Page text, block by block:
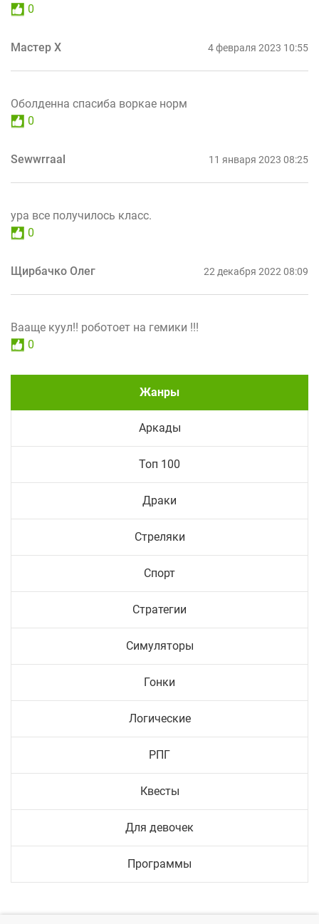
0
Мастер Х 4 февраля 2023 10:55
Оболденна спасиба воркае норм
0
Sewwrraal 11 января 2023 08:25
ура все получилось класс.
0
Щирбачко Олег 22 декабря 2022 08:09
Вааще куул!! роботоет на гемики !!!
0
Жанры
Аркады
Топ 100
Драки
Стреляки
Спорт
Стратегии
Симуляторы
Гонки
Логические
РПГ
Квесты
Для девочек
Программы